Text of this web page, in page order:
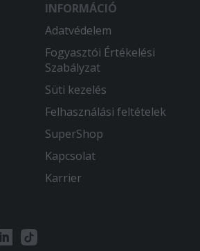
INFORMÁCIÓ
Adatvédelem
Fogyasztói Értékelési
Szabályzat
Süti kezelés
Felhasználási feltételek
SuperShop
Kapcsolat
Karrier